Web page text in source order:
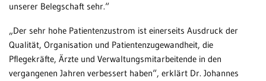
unserer Belegschaft sehr.“
„Der sehr hohe Patientenzustrom ist einerseits Ausdruck der
Qualität, Organisation und Patientenzugewandheit, die
Pflegekräfte, Ärzte und Verwaltungsmitarbeitende in den
vergangenen Jahren verbessert haben“, erklärt Dr. Johannes